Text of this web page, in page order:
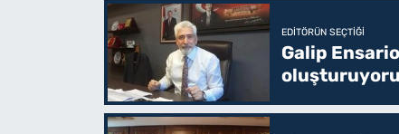
EDITÖRÜN SEÇTIĞI
Galip